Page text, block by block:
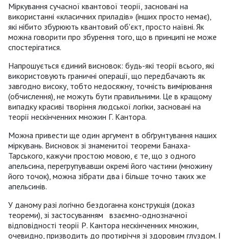
Міркування сучасної квантової теорії, засновані на
використанні «класичних приладів» (інших просто немає),
які нібито збурюють квантовий об'єкт, просто наївні. Як
можна говорити про збурення того, що в принципі не може
спостерігатися.
Напрошується єдиний висновок: будь-які теорії всього, які
використовують граничні операції, що передбачають як
завгодно високу, тобто недосяжну, точність вимірювання
(обчислення), не можуть бути правильними. Це в кращому
випадку красиві творіння людської логіки, засновані на
теорії нескінченних множин Г. Кантора.
Можна привести ще один аргумент в обґрунтування наших
міркувань. Висновок зі знаменитої теореми Банаха-
Тарського, кажучи простою мовою, є те, що з одного
апельсина, перегрупувавши окремі його частини (множину
його точок), можна зібрати два і більше точно таких же
апельсинів.
У даному разі логічно бездоганна конструкція (доказ
теореми), зі застосуванням взаємно-однозначної
відповідності теорії Р. Кантора нескінченних множин,
очевидно, призводить до протиріччя зі здоровим глуздом. І